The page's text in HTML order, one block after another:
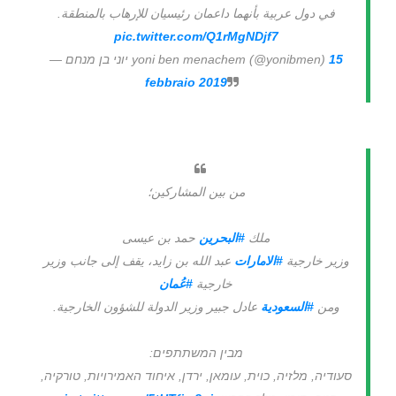
في دول عربية بأنهما داعمان رئيسيان للإرهاب بالمنطقة.
pic.twitter.com/Q1rMgNDjf7
— יוני בן מנחם yoni ben menachem (@yonibmen) 15
febbraio 2019
من بين المشاركين؛
ملك #البحرين حمد بن عيسى
وزير خارجية#الامارات عبد الله بن زايد، يقف إلى جانب وزير
خارجية #عُمان
ومن#السعودية عادل جبير وزير الدولة للشؤون الخارجية.
מבין המשתתפים:
סעודיה, מלזיה, כוית, עומאן, ירדן, איחוד האמירויות, טורקיה,